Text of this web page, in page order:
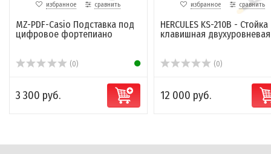
избранное сравнить
MZ-PDF-Casio Подставка под
цифровое фортепиано
(0)
3 300 руб.
избранное сравнить
HERCULES KS-210B - Стойка
клавишная двухуровневая
(0)
12 000 руб.